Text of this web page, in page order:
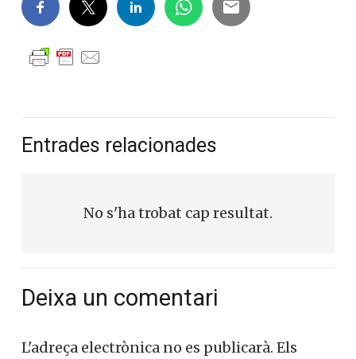
Entrades relacionades
No s'ha trobat cap resultat.
Deixa un comentari
L'adreça electrònica no es publicarà. Els